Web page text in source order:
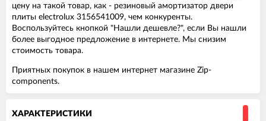
цену на такой товар, как - резиновый амортизатор двери
плиты electrolux 3156541009, чем конкуренты.
Воспользуйтесь кнопкой "Нашли дешевле?", если Вы нашли
более выгодное предложение в интернете. Мы снизим
стоимость товара.
Приятных покупок в нашем интернет магазине Zip-
components.
ХАРАКТЕРИСТИКИ